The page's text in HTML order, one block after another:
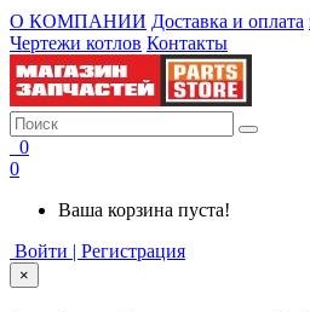
О КОМПАНИИ Доставка и оплата
Чертежи котлов Контакты
0
0
Ваша корзина пуста!
Войти | Регистрация
×